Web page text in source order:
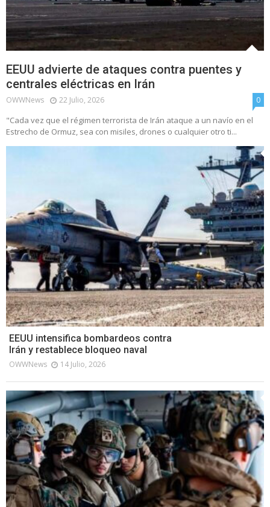
EEUU advierte de ataques contra puentes y
centrales eléctricas en Irán
OWWNews 22 Julio, 2026 0
"Cada vez que el régimen terrorista de Irán ataque a un navío en el
Estrecho de Ormuz, sea con misiles, drones o cualquier otro ti...
EEUU intensifica bombardeos contra
Irán y restablece bloqueo naval
OWWNews 14 Julio, 2026